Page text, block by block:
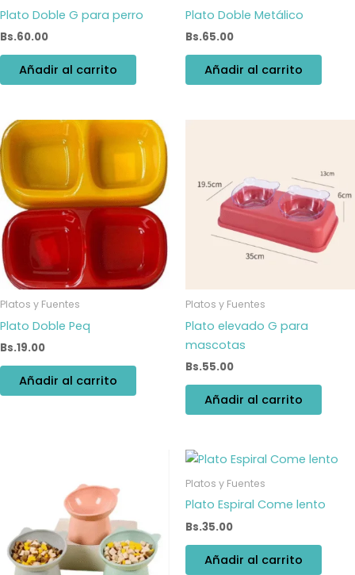
Plato Doble G para perro
Bs.60.00
Añadir al carrito
Plato Doble Metálico
Bs.65.00
Añadir al carrito
Platos y Fuentes
Plato Doble Peq
Bs.19.00
Añadir al carrito
Platos y Fuentes
Plato elevado G para
mascotas
Bs.55.00
Añadir al carrito
Platos y Fuentes
Plato Espiral Come lento
Bs.35.00
Añadir al carrito